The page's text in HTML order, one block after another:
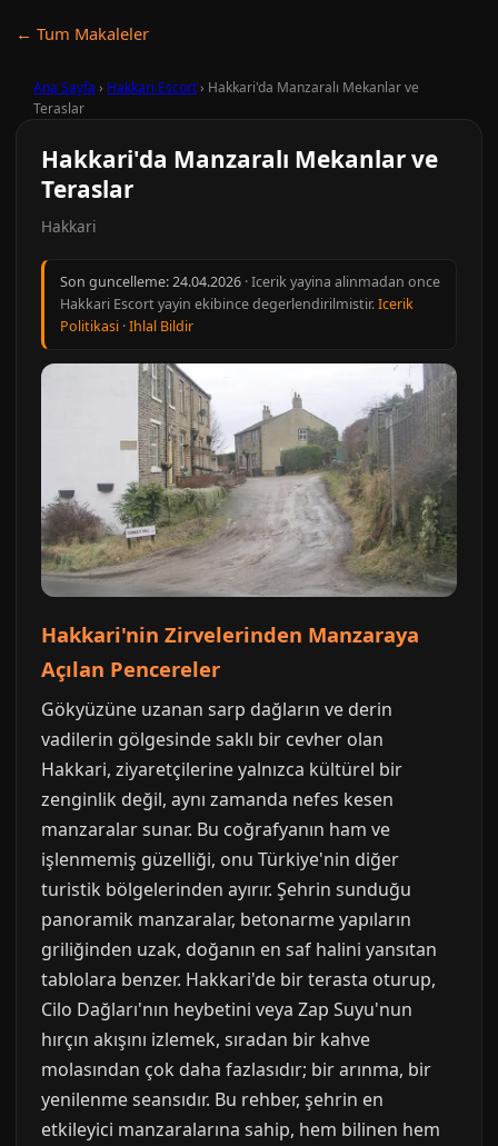
← Tum Makaleler
Ana Sayfa › Hakkari Escort› Hakkari'da Manzaralı Mekanlar ve
Teraslar
Hakkari'da Manzaralı Mekanlar ve
Teraslar
Hakkari
Son guncelleme:24.04.2026 · Icerik yayina alinmadan once
Hakkari Escort yayin ekibince degerlendirilmistir.Icerik
Politikasi ·Ihlal Bildir
Hakkari'nin Zirvelerinden Manzaraya
Açılan Pencereler
Gökyüzüne uzanan sarp dağların ve derin
vadilerin gölgesinde saklı bir cevher olan
Hakkari, ziyaretçilerine yalnızca kültürel bir
zenginlik değil, aynı zamanda nefes kesen
manzaralar sunar. Bu coğrafyanın ham ve
işlenmemiş güzelliği, onu Türkiye'nin diğer
turistik bölgelerinden ayırır. Şehrin sunduğu
panoramik manzaralar, betonarme yapıların
griliğinden uzak, doğanın en saf halini yansıtan
tablolara benzer. Hakkari'de bir terasta oturup,
Cilo Dağları'nın heybetini veya Zap Suyu'nun
hırçın akışını izlemek, sıradan bir kahve
molasından çok daha fazlasıdır; bir arınma, bir
yenilenme seansıdır. Bu rehber, şehrin en
etkileyici manzaralarına sahip, hem bilinen hem